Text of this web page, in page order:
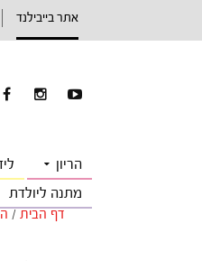
אתר בייבילנד
הריון
מתנה ליולדת
דף הבית /